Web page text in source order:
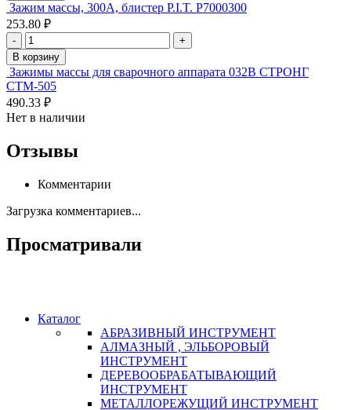
Зажим массы, 300А, блистер P.I.T. P7000300
253.80 ₽
-
+
В корзину
Зажимы массы для сварочного аппарата 032В СТРОНГ
СТМ-505
490.33 ₽
Нет в наличии
Отзывы
Комментарии
Загрузка комментариев...
Просматривали
Каталог
АБРАЗИВНЫЙ ИНСТРУМЕНТ
АЛМАЗНЫЙ , ЭЛЬБОРОВЫЙ
ИНСТРУМЕНТ
ДЕРЕВООБРАБАТЫВАЮЩИЙ
ИНСТРУМЕНТ
МЕТАЛЛОРЕЖУЩИЙ ИНСТРУМЕНТ